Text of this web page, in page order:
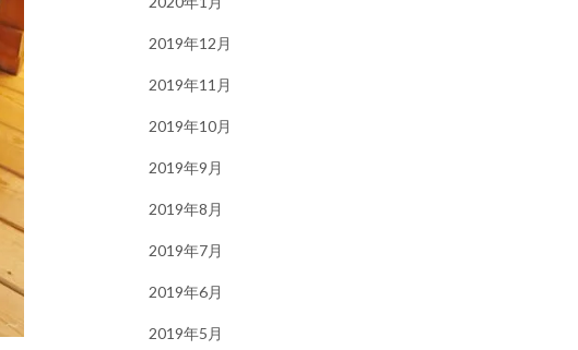
2019年12月
2019年11月
2019年10月
2019年9月
2019年8月
2019年7月
2019年6月
2019年5月